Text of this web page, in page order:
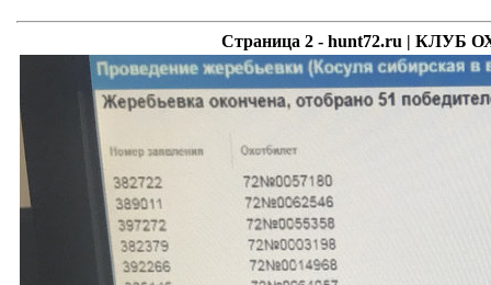
Страница 2 - hunt72.ru |